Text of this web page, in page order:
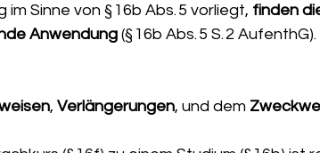
Sinne von § 16b Abs. 5 vorliegt, finden
Anwendung (§ 16b Abs. 5 S. 2
, Verlängerungen, und dem